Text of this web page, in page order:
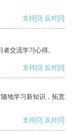
支持[0] 反对[0]
交流学习心得。
支持[0] 反对[0]
地学习新知识，拓宽
支持[0] 反对[0]